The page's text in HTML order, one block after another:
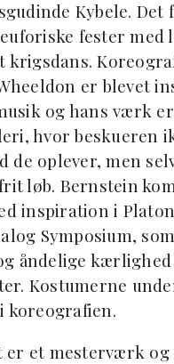
Kybele. Det
fester med
krigsdans.
er blevet
og hans værk
hvor beskueren
de oplever, men
løb. Bernstein
inspiration i
Symposium,
åndelige
Kostumerne
koreografien.
er et mesterværk og